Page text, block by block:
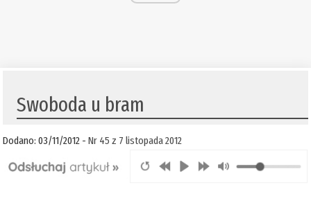
Swoboda u bram
Dodano: 03/11/2012 -Nr 45 z 7 listopada 2012